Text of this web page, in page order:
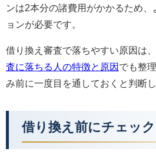
ンは2本分の諸費用がかかるため
ョンが必要です。
借り換え審査で落ちやすい原因は、
査に落ちる人の特徴と原因でも整
み前に一度目を通しておくと判断
借り換え前にチェッ